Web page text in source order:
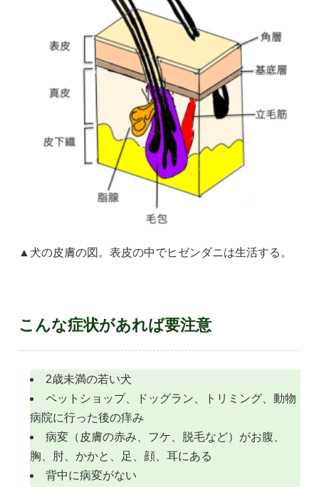
▲犬の皮膚の図。表皮の中でヒゼンダニは生活する。
こんな症状があれば要注意
2歳未満の若い犬
ペットショップ、ドッグラン、トリミング、動物
病院に行った後の痒み
病変（皮膚の赤み、フケ、脱毛など）がお腹、
胸、肘、かかと、足、顔、耳にある
背中に病変がない